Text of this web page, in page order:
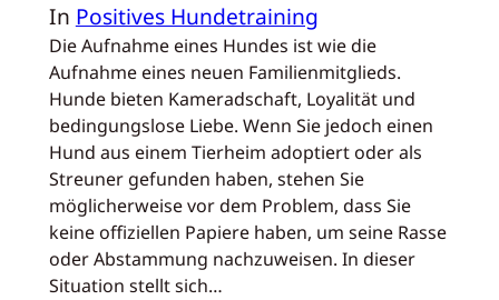
In Positives Hundetraining
Die Aufnahme eines Hundes ist wie die
Aufnahme eines neuen Familienmitglieds.
Hunde bieten Kameradschaft, Loyalität und
bedingungslose Liebe. Wenn Sie jedoch einen
Hund aus einem Tierheim adoptiert oder als
Streuner gefunden haben, stehen Sie
möglicherweise vor dem Problem, dass Sie
keine offiziellen Papiere haben, um seine Rasse
oder Abstammung nachzuweisen. In dieser
Situation stellt sich…